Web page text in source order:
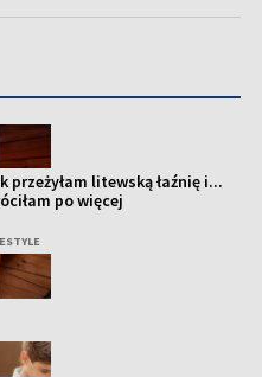
przeżyłam litewską łaźnię i...
po więcej